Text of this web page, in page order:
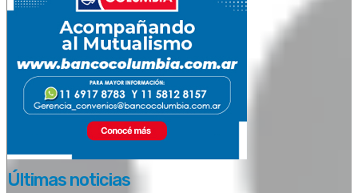
Últimas noticias